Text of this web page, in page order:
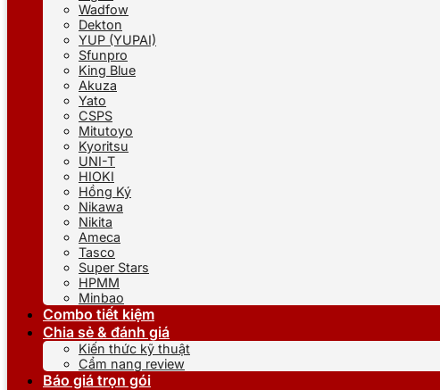
Wadfow
Dekton
YUP (YUPAI)
Sfunpro
King Blue
Akuza
Yato
CSPS
Mitutoyo
Kyoritsu
UNI-T
HIOKI
Hồng Ký
Nikawa
Nikita
Ameca
Tasco
Super Stars
HPMM
Minbao
Combo tiết kiệm
Chia sẻ & đánh giá
Kiến thức kỹ thuật
Cẩm nang review
Báo giá trọn gói